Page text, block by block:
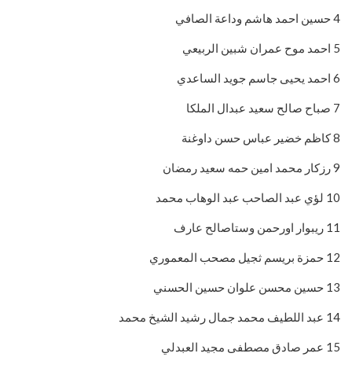
4 حسين احمد هاشم وداعة الصافي
5 احمد موح عمران شبين الربيعي
6 احمد يحيى جاسم جويد الساعدي
7 صباح صالح سعيد عبدال الملكا
8 كاظم خضير عباس حسن داوغنة
9 رزكار محمد امين حمه سعيد رمضان
10 لؤي عبد الصاحب عبد الوهاب محمد
11 ريبوار اورحمن وستاصالح عارف
12 حمزة بريسم ثجيل مصحب المعموري
13 حسين محسن علوان حسين الحسني
14 عبد اللطيف محمد جمال رشيد الشيخ محمد
15 عمر صادق مصطفى مجيد العبدلي